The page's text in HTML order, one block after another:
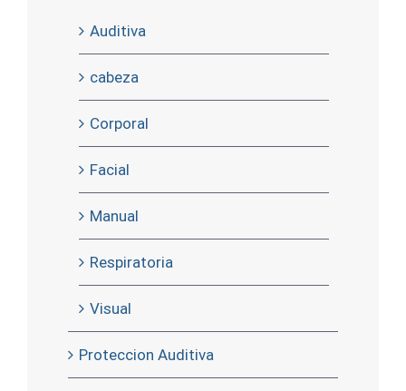
Auditiva
cabeza
Corporal
Facial
Manual
Respiratoria
Visual
Proteccion Auditiva